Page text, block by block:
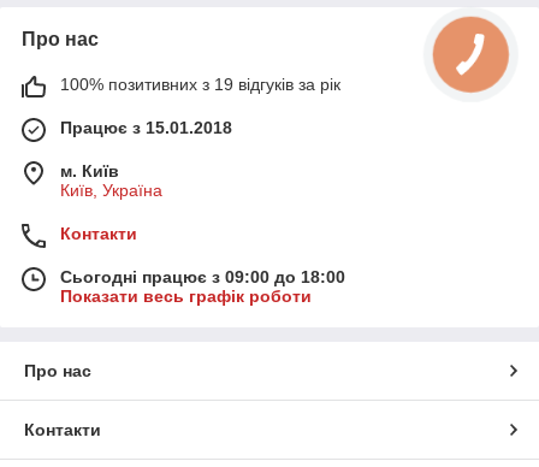
Про нас
100% позитивних з 19 відгуків за рік
Працює з 15.01.2018
м. Київ
Київ, Україна
Контакти
Сьогодні працює з 09:00 до 18:00
Показати весь графік роботи
Про нас
Контакти